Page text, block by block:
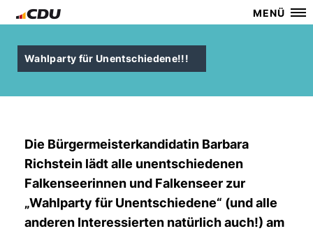
MENÜ
Wahlparty für Unentschiedene!!!
Die Bürgermeisterkandidatin Barbara
Richstein lädt alle unentschiedenen
Falkenseerinnen und Falkenseer zur
Wahlparty für Unentschiedene“ (und alle
anderen Interessierten natürlich auch!) am